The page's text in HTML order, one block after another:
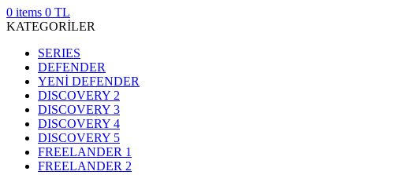
0 items 0 TL
KATEGORİLER
SERIES
DEFENDER
YENİ DEFENDER
DISCOVERY 2
DISCOVERY 3
DISCOVERY 4
DISCOVERY 5
FREELANDER 1
FREELANDER 2